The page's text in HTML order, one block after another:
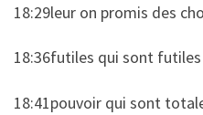
18:29leur on promis des
18:36futiles qui sont
18:41pouvoir qui sont